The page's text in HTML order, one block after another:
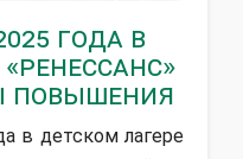
года в
повышения
в детском лагере